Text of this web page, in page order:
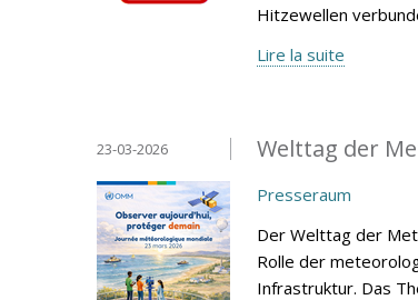
Hitzewellen
Lire la suite
Welttag der
23-03-2026
Presseraum
Der Welttag der
Rolle der
Infrastruktur. Das